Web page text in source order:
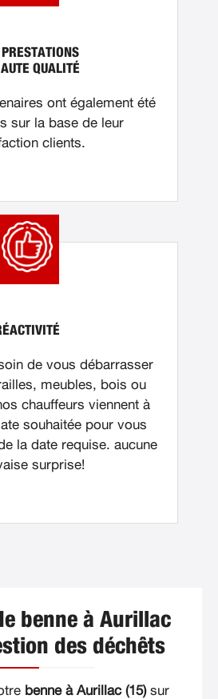
PRESTATIONS
QUALITÉ
ont également été
sur la base de leur
clients.
de vous débarrasser
meubles, bois ou
chauffeurs viennent à
souhaitée pour vous
la date requise. aucune
surprise!
benne à Aurillac
des déchêts
benne à Aurillac (15)sur